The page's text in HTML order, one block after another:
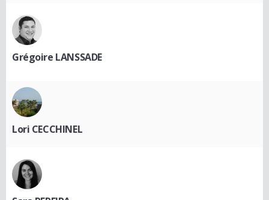
Grégoire LANSSADE
Lori CECCHINEL